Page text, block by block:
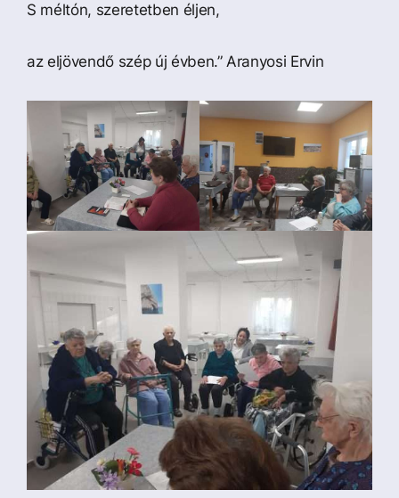
S méltón, szeretetben éljen,
az eljövendő szép új évben.” Aranyosi Ervin